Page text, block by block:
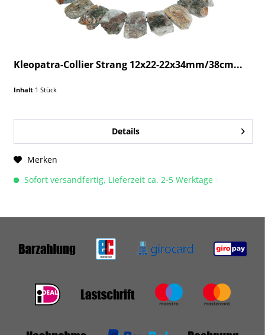
Kleopatra-Collier Strang 12x22-22x34mm/38cm...
Inhalt 1 Stück
Details
Merken
Sofort versandfertig, Lieferzeit ca. 2-5 Werktage